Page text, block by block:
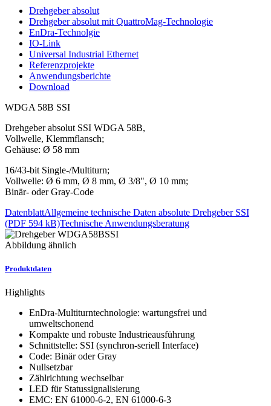
Drehgeber absolut
Drehgeber absolut mit QuattroMag-Technologie
EnDra-Technolgie
IO-Link
Universal Industrial Ethernet
Referenzprojekte
Anwendungsberichte
Download
WDGA 58B SSI
Drehgeber absolut SSI WDGA 58B,
Vollwelle, Klemmflansch;
Gehäuse: Ø 58 mm
16/43-bit Single-/Multiturn;
Vollwelle: Ø 6 mm, Ø 8 mm, Ø 3/8", Ø 10 mm;
Binär- oder Gray-Code
DatenblattAllgemeine technische Daten absolute Drehgeber SSI
(PDF 594 kB)Technische Anwendungsberatung
Abbildung ähnlich
Produktdaten
Highlights
EnDra-Multiturntechnologie: wartungsfrei und
umweltschonend
Kompakte und robuste Industrieausführung
Schnittstelle: SSI (synchron-seriell Interface)
Code: Binär oder Gray
Nullsetzbar
Zählrichtung wechselbar
LED für Statussignalisierung
EMC: EN 61000-6-2, EN 61000-6-3